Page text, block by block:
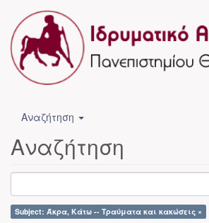
Αναζήτηση
Αναζήτηση
Subject: Άκρα, Κάτω -- Τραύματα και κακώσεις ×